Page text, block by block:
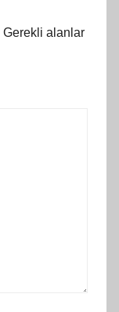
Gerekli alanlar